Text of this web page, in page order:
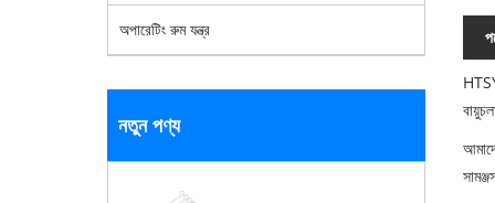
অপারেটিং রুম যন্ত্র
নতুন পণ্য